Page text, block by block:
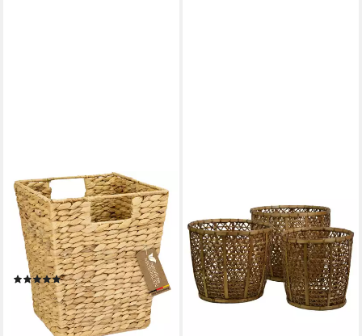
HMF
Papierkorb Papierkorb Büro,
Aufbewahrungskorb
geflochten, aus
Wasserhyazinthe, Eckig, 25 x
25 x 30 cm(12)
ab 13,99 € UVP32,99 €
-58%
lieferbar - in 2-3 Werktagen bei dir
Papierkorb Papierkorb aus
Naturmaterialien Rattankorb
geflochten, in 3 Größen
erhältlich
ab 29,90 €
lieferbar - in 4-5 Werktagen bei dir